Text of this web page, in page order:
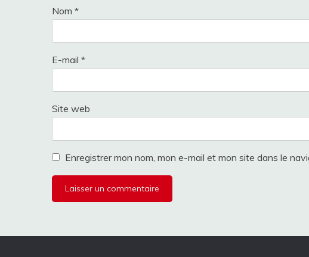
Nom *
E-mail *
Site web
Enregistrer mon nom, mon e-mail et mon site dans le